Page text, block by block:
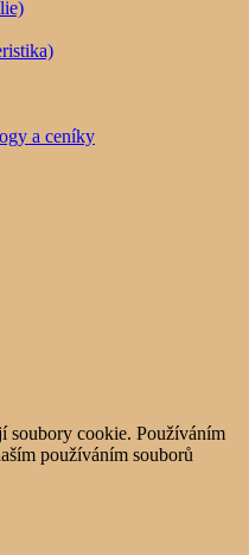
a ceníky
soubory cookie. Používáním
používáním souborů